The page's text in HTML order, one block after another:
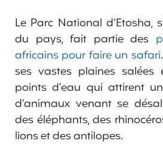
Le Parc National d’Etosha,
du pays, fait partie des
africains pour faire un safari
ses vastes plaines salées
points d’eau qui attirent
d’animaux venant se
des éléphants, des
lions et des antilopes.